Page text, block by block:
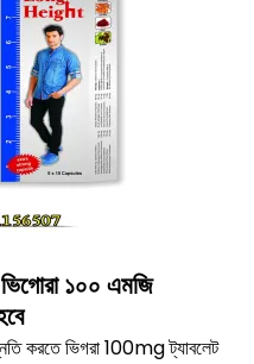
১০০ এমজি
করতে ভিগরা 100mg ট্যাবলেট